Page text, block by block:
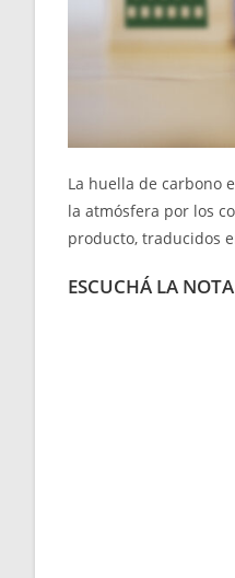
La huella de carbono
la atmósfera por los
producto, traducidos
ESCUCHÁ LA